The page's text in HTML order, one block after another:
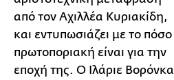
από τον Αχιλλέα Κυριακίδη,
και εντυπωσιάζει με το πόσο
πρωτοποριακή είναι για την
εποχή της. Ο Ιλάριε Βορόνκα